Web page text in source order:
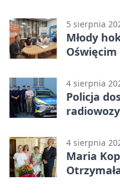
5 sierpnia
Młody
4 sierpnia
Policja
4 sierpnia
Maria